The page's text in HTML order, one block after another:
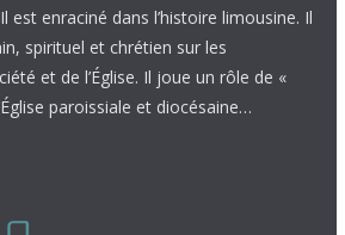
est enraciné dans l’histoire limousine. Il
spirituel et chrétien sur les
et de l’Église. Il joue un rôle de «
paroissiale et diocésaine…